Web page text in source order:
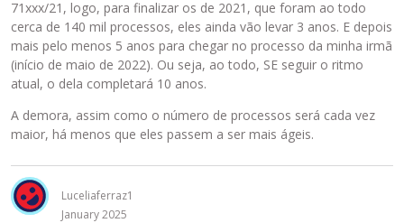
71xxx/21, logo, para finalizar os de 2021, que foram ao todo
cerca de 140 mil processos, eles ainda vão levar 3 anos. E depois
mais pelo menos 5 anos para chegar no processo da minha irmã
(início de maio de 2022). Ou seja, ao todo, SE seguir o ritmo
atual, o dela completará 10 anos.
A demora, assim como o número de processos será cada vez
maior, há menos que eles passem a ser mais ágeis.
Luceliaferraz1
January 2025